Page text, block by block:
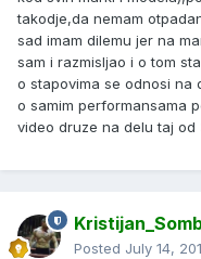
takodje,da nemam
sad imam dilemu jer na
sam i razmisljao i o tom
o stapovima se odnosi na
o samim performansama
video druze na delu taj od
Posted July 14,